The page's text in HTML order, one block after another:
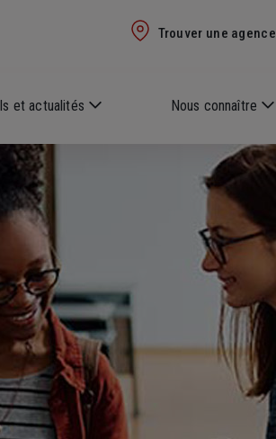
Trouver une agence
et actualités Nous connaître